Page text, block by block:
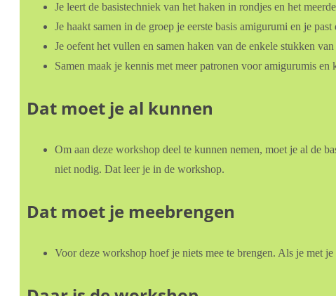
Je leert de basistechniek van het haken in rondjes en het
Je haakt samen in de groep je eerste basis amigurumi en je
Je oefent het vullen en samen haken van de enkele stukken
Samen maak je kennis met meer patronen voor amigurumis
Dat moet je al kunnen
Om aan deze workshop deel te kunnen nemen, moet je al de
niet nodig. Dat leer je in de workshop.
Dat moet je meebrengen
Voor deze workshop hoef je niets mee te brengen. Als je met